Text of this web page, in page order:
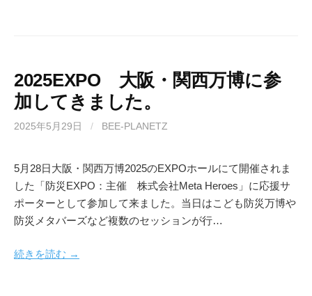
2025EXPO 大阪・関西万博に参
加してきました。
2025年5月29日 / BEE-PLANETZ
5月28日大阪・関西万博2025のEXPOホールにて開催されま
した「防災EXPO：主催 株式会社Meta Heroes」に応援サ
ポーターとして参加して来ました。当日はこども防災万博や
防災メタバーズなど複数のセッションが行…
続きを読む →